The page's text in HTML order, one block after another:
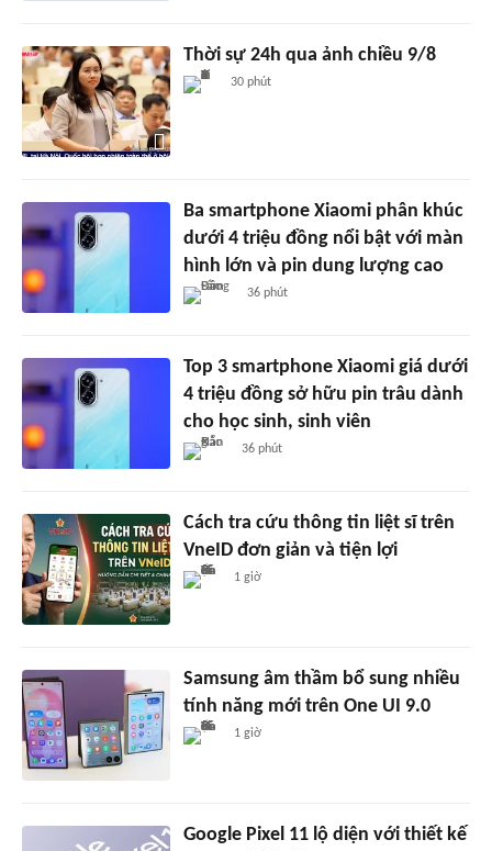
Thời sự 24h qua ảnh chiều 9/8
30 phút
Ba smartphone Xiaomi phân khúc
dưới 4 triệu đồng nổi bật với màn
hình lớn và pin dung lượng cao
36 phút
Top 3 smartphone Xiaomi giá dưới
4 triệu đồng sở hữu pin trâu dành
cho học sinh, sinh viên
36 phút
Cách tra cứu thông tin liệt sĩ trên
VneID đơn giản và tiện lợi
1 giờ
Samsung âm thầm bổ sung nhiều
tính năng mới trên One UI 9.0
1 giờ
Google Pixel 11 lộ diện với thiết kế